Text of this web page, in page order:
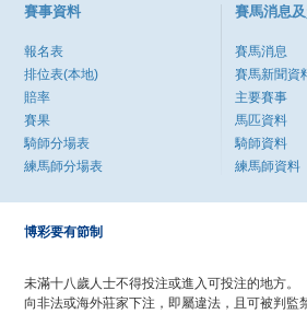
賽事資料
報名表
排位表(本地)
賠率
賽果
騎師分場表
練馬師分場表
賽馬消息
賽馬消息
賽馬新聞資
主要賽事
馬匹資料
騎師資料
練馬師資料
博彩要有節制
未滿十八歲人士不得投注或進入可投注的地方。
向非法或海外莊家下注，即屬違法，且可被判監